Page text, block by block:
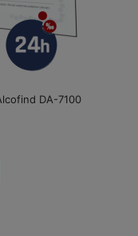
DA-7100